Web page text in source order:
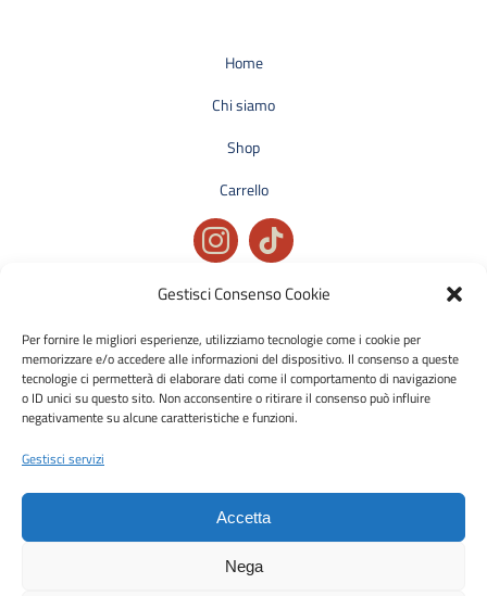
Gestisci Consenso Cookie
Per fornire le migliori esperienze, utilizziamo tecnologie come i cookie per
memorizzare e/o accedere alle informazioni del dispositivo. Il consenso a queste
tecnologie ci permetterà di elaborare dati come il comportamento di navigazione
o ID unici su questo sito. Non acconsentire o ritirare il consenso può influire
negativamente su alcune caratteristiche e funzioni.
Gestisci servizi
Accetta
Nega
Home
Chi siamo
Shop
Carrello
Privacy policy
Condizioni generali di vendita
Cookie policy
Metodi di pagamento accettati: